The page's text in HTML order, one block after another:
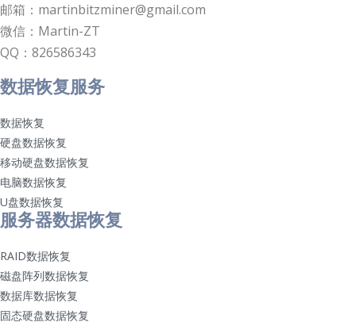
邮箱：martinbitzminer@gmail.com
微信：Martin-ZT
QQ：826586343
数据恢复服务
数据恢复
硬盘数据恢复
移动硬盘数据恢复
电脑数据恢复
U盘数据恢复
服务器数据恢复
RAID数据恢复
磁盘阵列数据恢复
数据库数据恢复
固态硬盘数据恢复